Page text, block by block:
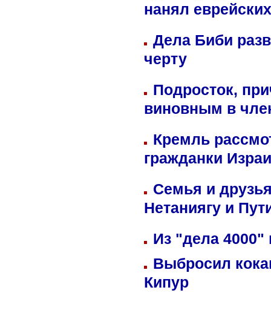
нанял
Дела Биби
черту
Подросток,
виновным в
Кремль
гражданки
Семья и
Нетаниягу и
Из "дела 4000"
Выбросил
Кипур